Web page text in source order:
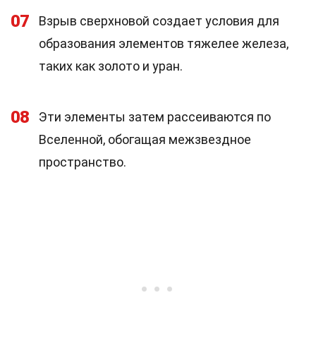
07
Взрыв сверхновой создает условия для
образования элементов тяжелее железа,
таких как золото и уран.
08
Эти элементы затем рассеиваются по
Вселенной, обогащая межзвездное
пространство.